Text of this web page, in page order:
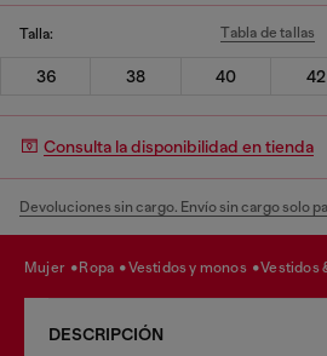
Talla: Tabla de tallas
36 38 40 42
Consulta la disponibilidad en tienda
Devoluciones sin cargo. Envío sin cargo solo
mujer ropa vestidos y monos vestidos
DESCRIPCIÓN